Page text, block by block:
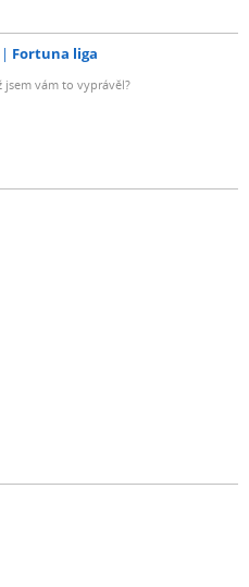
Fortuna liga
jsem vám to vyprávěl?